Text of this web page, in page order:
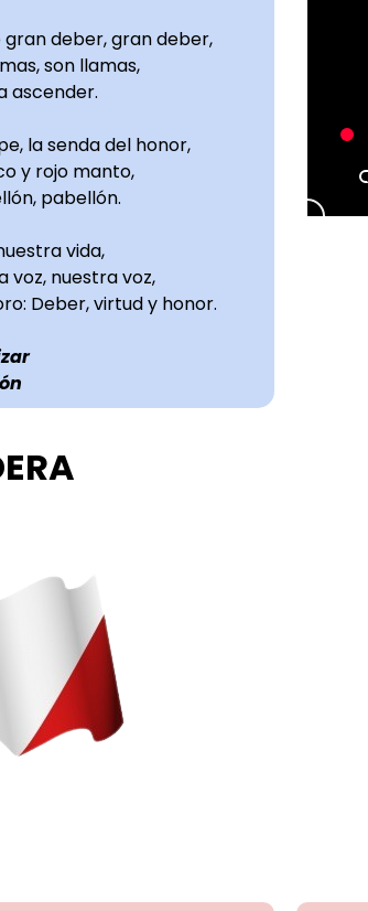
gran deber, gran deber,
son llamas,
ascender.
la senda del honor,
y rojo manto,
pabellón.
vida,
voz, nuestra voz,
Deber, virtud y honor.